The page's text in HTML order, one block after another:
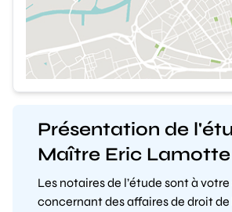
Présentation de
Maître Eric Lamotte
Les notaires de l’étude sont à
concernant des affaires de droit de